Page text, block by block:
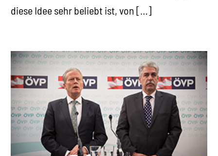
diese Idee sehr beliebt ist, von […]